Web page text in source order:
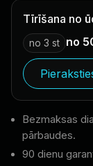
Tīrīšana no
no 3 st no
Bezmaksas
pārbaudes.
90 dienu